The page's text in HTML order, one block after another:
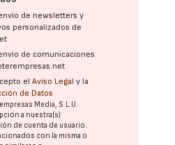
de newsletters y
personalizados de
de comunicaciones
elAviso Legal y la
de Datos
Media, S.L.U.
a nuestra(s)
de cuenta de usuario.
con la misma o